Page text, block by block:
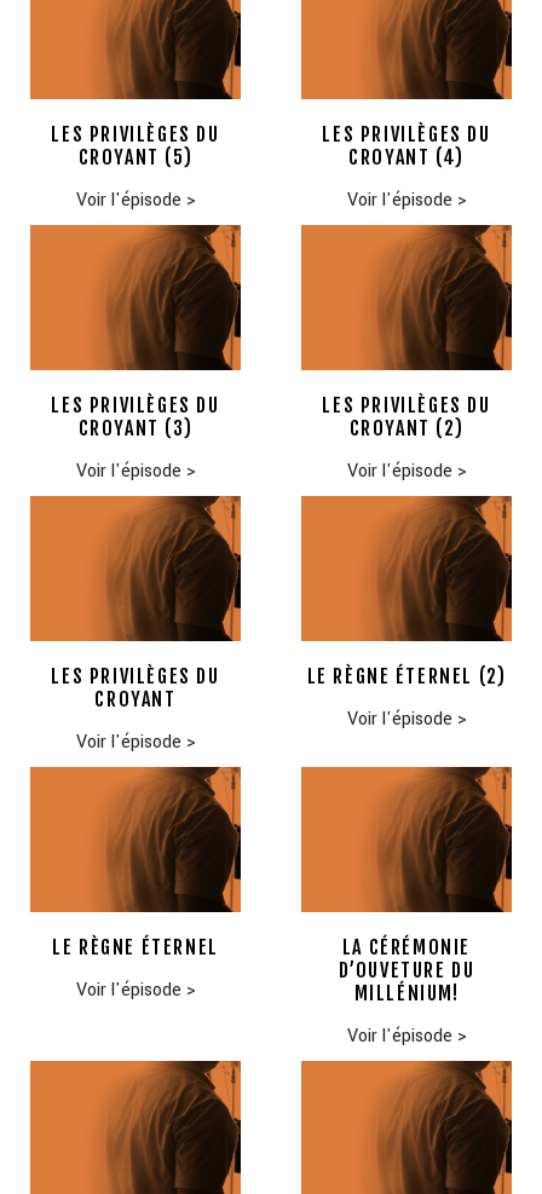
LES PRIVILÈGES DU
CROYANT (5)
Voir l'épisode >
LES PRIVILÈGES DU
CROYANT (4)
Voir l'épisode >
LES PRIVILÈGES DU
CROYANT (3)
Voir l'épisode >
LES PRIVILÈGES DU
CROYANT (2)
Voir l'épisode >
LES PRIVILÈGES DU
CROYANT
Voir l'épisode >
LE RÈGNE ÉTERNEL (2)
Voir l'épisode >
LE RÈGNE ÉTERNEL
Voir l'épisode >
LA CÉRÉMONIE
D’OUVETURE DU
MILLÉNIUM!
Voir l'épisode >